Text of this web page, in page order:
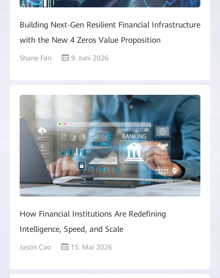
Building Next-Gen Resilient Financial Infrastructure
with the New 4 Zeros Value Proposition
Shane Fan 9. Juni 2026
How Financial Institutions Are Redefining
Intelligence, Speed, and Scale
Jason Cao 15. Mai 2026